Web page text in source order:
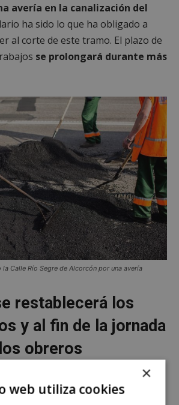
avería en la canalización del
ha sido lo que ha obligado a
al corte de este tramo. El plazo de
se prolongará durante más
Calle Río Segre de Alcorcón por una avería
restablecerá los
y al fin de la jornada
obreros
comenzaron
este martes,
durante hoy, miércoles 13.
×
web utiliza cookies